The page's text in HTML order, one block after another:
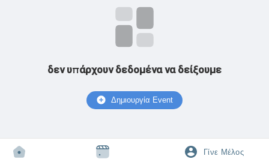
Γίνε Μέλος
Ανακάλυψε Σελίδες
δεν υπάρχουν δεδομένα να δείξουμε
Δημιουργία Event